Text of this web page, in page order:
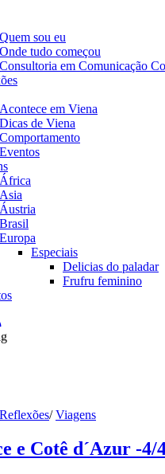
Quem sou eu
Onde tudo começou
Consultoria em Comunicação
Acontece em Viena
Dicas de Viena
Comportamento
Eventos
África
Asia
Áustria
Brasil
Europa
Especiais
Delicias do paladar
Frufru feminino
Reflexões/ Viagens
e Cotê d´Azur -4/